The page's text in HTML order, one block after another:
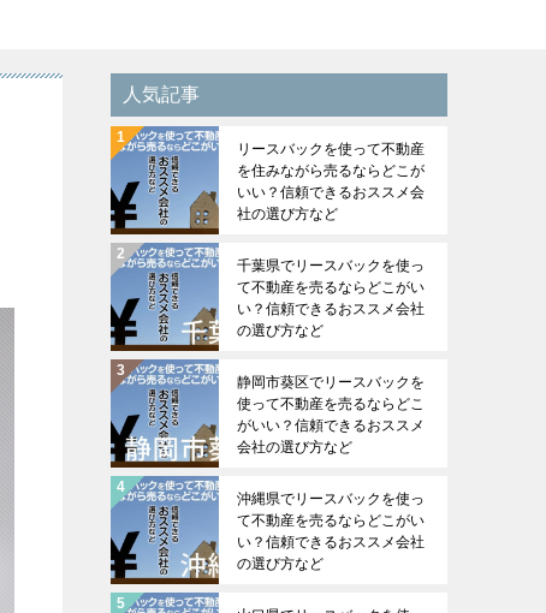
人気記事
リースバックを使って不動産
を住みながら売るならどこが
いい？信頼できるおススメ会
社の選び方など
千葉県でリースバックを使っ
て不動産を売るならどこがい
い？信頼できるおススメ会社
の選び方など
静岡市葵区でリースバックを
使って不動産を売るならどこ
がいい？信頼できるおススメ
会社の選び方など
沖縄県でリースバックを使っ
て不動産を売るならどこがい
い？信頼できるおススメ会社
の選び方など